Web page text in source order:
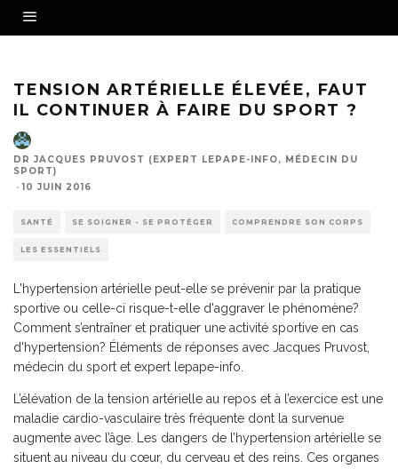
TENSION ARTÉRIELLE ÉLEVÉE, FAUT
IL CONTINUER À FAIRE DU SPORT ?
DR JACQUES PRUVOST (EXPERT LEPAPE-INFO, MÉDECIN DU
SPORT)
· 10 JUIN 2016
SANTÉ SE SOIGNER - SE PROTÉGER COMPRENDRE SON CORPS
LES ESSENTIELS
L'hypertension artérielle peut-elle se prévenir par la pratique
sportive ou celle-ci risque-t-elle d'aggraver le phénomène?
Comment s’entraîner et pratiquer une activité sportive en cas
d'hypertension? Éléments de réponses avec Jacques Pruvost,
médecin du sport et expert lepape-info.
L’élévation de la tension artérielle au repos et à l’exercice est une
maladie cardio-vasculaire très fréquente dont la survenue
augmente avec l’âge. Les dangers de l’hypertension artérielle se
situent au niveau du cœur, du cerveau et des reins. Ces organes